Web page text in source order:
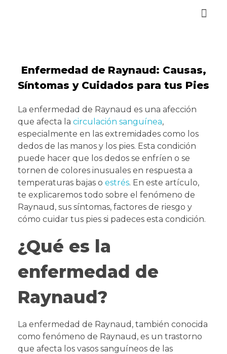
Enfermedad de Raynaud: Causas,
Síntomas y Cuidados para tus Pies
La enfermedad de Raynaud es una afección
que afecta la circulación sanguínea,
especialmente en las extremidades como los
dedos de las manos y los pies. Esta condición
puede hacer que los dedos se enfríen o se
tornen de colores inusuales en respuesta a
temperaturas bajas o estrés. En este artículo,
te explicaremos todo sobre el fenómeno de
Raynaud, sus síntomas, factores de riesgo y
cómo cuidar tus pies si padeces esta condición.
¿Qué es la
enfermedad de
Raynaud?
La enfermedad de Raynaud, también conocida
como fenómeno de Raynaud, es un trastorno
que afecta los vasos sanguíneos de las